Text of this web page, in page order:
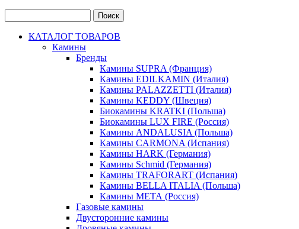
КАТАЛОГ ТОВАРОВ
Камины
Бренды
Камины SUPRA (Франция)
Камины EDILKAMIN (Италия)
Камины PALAZZETTI (Италия)
Камины KEDDY (Швеция)
Биокамины KRATKI (Польша)
Биокамины LUX FIRE (Россия)
Камины ANDALUSIA (Польша)
Камины CARMONA (Испания)
Камины HARK (Германия)
Камины Schmid (Германия)
Камины TRAFORART (Испания)
Камины BELLA ITALIA (Польша)
Камины МЕТА (Россия)
Газовые камины
Двусторонние камины